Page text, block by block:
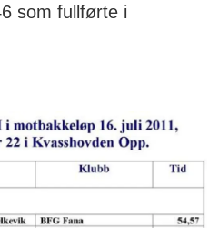
som fullførte i